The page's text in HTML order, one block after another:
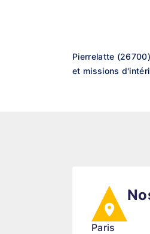
Pierrelatte
et missions
Paris